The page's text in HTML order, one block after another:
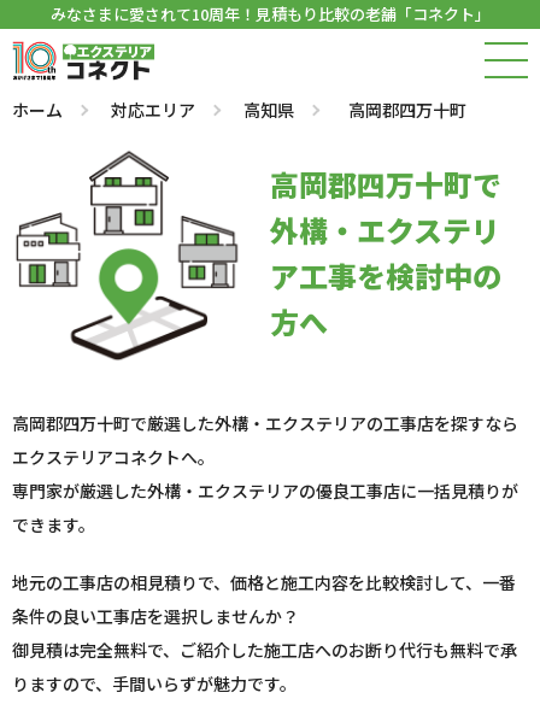
みなさまに愛されて10周年！見積もり比較の老舗「コネクト」
ホーム 対応エリア 高知県 高岡郡四万十町
高岡郡四万十町で
外構・エクステリ
ア工事を検討中の
方へ
高岡郡四万十町で厳選した外構・エクステリアの工事店を探すなら
エクステリアコネクトへ。
専門家が厳選した外構・エクステリアの優良工事店に一括見積りが
できます。
地元の工事店の相見積りで、価格と施工内容を比較検討して、一番
条件の良い工事店を選択しませんか？
御見積は完全無料で、ご紹介した施工店へのお断り代行も無料で承
りますので、手間いらずが魅力です。